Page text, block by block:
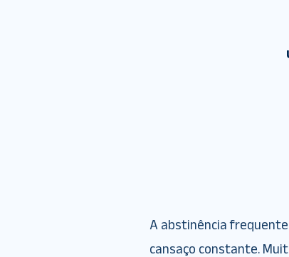
A abstinência
cansaço constante.